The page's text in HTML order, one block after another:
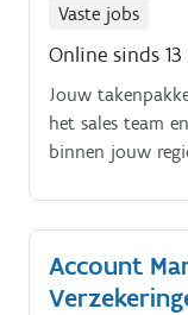
Vaste jobs
Online sinds
Jouw
het sales team
binnen jouw
Account